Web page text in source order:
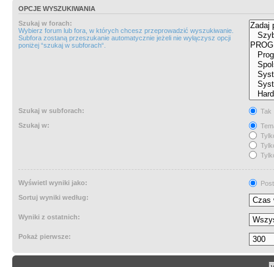
OPCJE WYSZUKIWANIA
Szukaj w forach:
Wybierz forum lub fora, w których chcesz przeprowadzić wyszukiwanie.
Subfora zostaną przeszukanie automatycznie jeżeli nie wyłączysz opcji
poniżej “szukaj w subforach“.
Szukaj w subforach:
Tak
Szukaj w:
Wyświetl wyniki jako:
Sortuj wyniki według:
Wyniki z ostatnich:
Pokaż pierwsze: